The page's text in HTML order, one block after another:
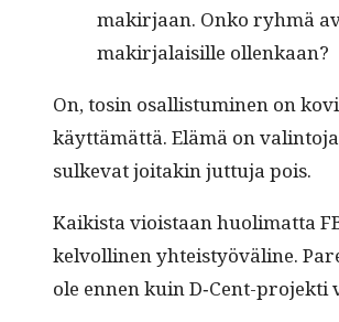
makir­jaan. Onko ryh­mä
makir­jalaisille ollenkaan?
On, tosin osal­lis­tu­mi­nen on
käyt­tämät­tä. Elämä on
sulke­vat joitakin jut­tu­ja pois.
Kaik­ista viois­taan huoli­mat­ta
kelvolli­nen yhteistyövä­line.
ole ennen kuin D‑Cent-pro­jek­ti